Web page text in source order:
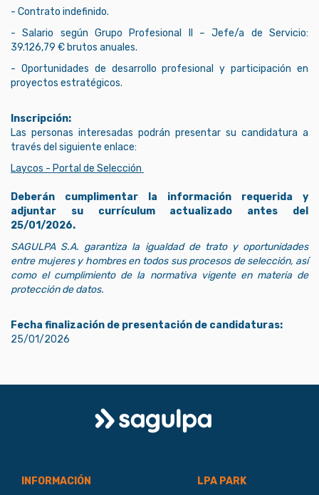
- Contrato indefinido.
- Salario según Grupo Profesional II – Jefe/a de Servicio:
39.126,79 € brutos anuales.
- Oportunidades de desarrollo profesional y participación en
proyectos estratégicos.
Inscripción:
Las personas interesadas podrán presentar su candidatura a
través del siguiente enlace:
Laycos - Portal de Selección
Deberán cumplimentar la información requerida y
adjuntar su currículum actualizado antes del
25/01/2026.
SAGULPA S.A. garantiza la igualdad de trato y oportunidades
entre mujeres y hombres en todos sus procesos de selección, así
como el cumplimiento de la normativa vigente en materia de
protección de datos.
Fecha finalización de presentación de candidaturas:
25/01/2026
Logo
Sagulpa
INFORMACIÓN LPA PARK